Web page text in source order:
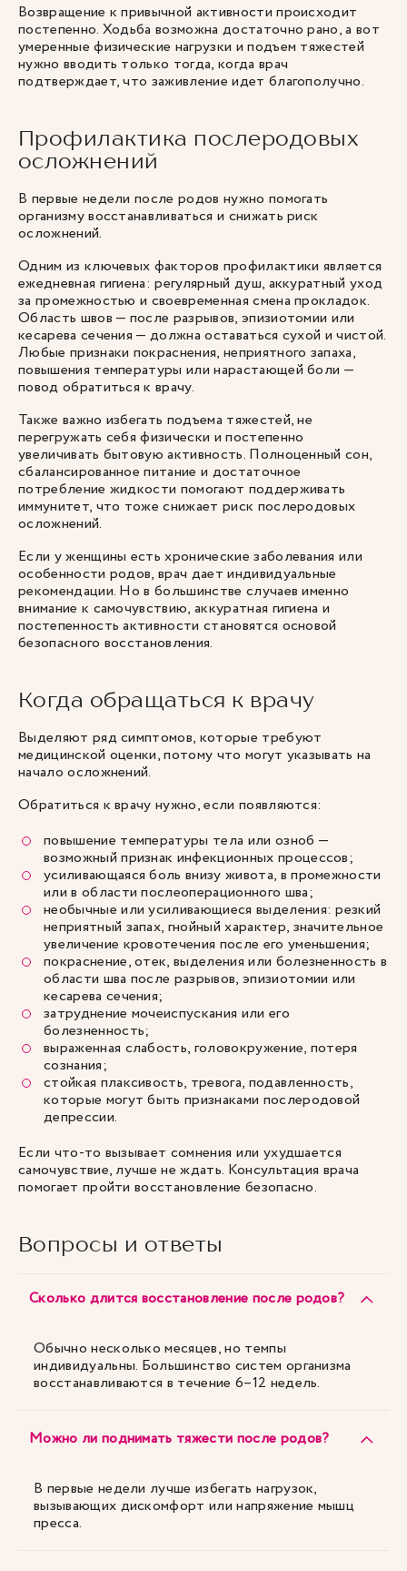
Возвращение к привычной активности происходит
постепенно. Ходьба возможна достаточно рано, а вот
умеренные физические нагрузки и подъем тяжестей
нужно вводить только тогда, когда врач
подтверждает, что заживление идет благополучно.
Профилактика послеродовых
осложнений
В первые недели после родов нужно помогать
организму восстанавливаться и снижать риск
осложнений.
Одним из ключевых факторов профилактики является
ежедневная гигиена: регулярный душ, аккуратный уход
за промежностью и своевременная смена прокладок.
Область швов — после разрывов, эпизиотомии или
кесарева сечения — должна оставаться сухой и чистой.
Любые признаки покраснения, неприятного запаха,
повышения температуры или нарастающей боли —
повод обратиться к врачу.
Также важно избегать подъема тяжестей, не
перегружать себя физически и постепенно
увеличивать бытовую активность. Полноценный сон,
сбалансированное питание и достаточное
потребление жидкости помогают поддерживать
иммунитет, что тоже снижает риск послеродовых
осложнений.
Если у женщины есть хронические заболевания или
особенности родов, врач дает индивидуальные
рекомендации. Но в большинстве случаев именно
внимание к самочувствию, аккуратная гигиена и
постепенность активности становятся основой
безопасного восстановления.
Когда обращаться к врачу
Выделяют ряд симптомов, которые требуют
медицинской оценки, потому что могут указывать на
начало осложнений.
Обратиться к врачу нужно, если появляются:
повышение температуры тела или озноб —
возможный признак инфекционных процессов;
усиливающаяся боль внизу живота, в промежности
или в области послеоперационного шва;
необычные или усиливающиеся выделения: резкий
неприятный запах, гнойный характер, значительное
увеличение кровотечения после его уменьшения;
покраснение, отек, выделения или болезненность в
области шва после разрывов, эпизиотомии или
кесарева сечения;
затруднение мочеиспускания или его
болезненность;
выраженная слабость, головокружение, потеря
сознания;
стойкая плаксивость, тревога, подавленность,
которые могут быть признаками послеродовой
депрессии.
Если что-то вызывает сомнения или ухудшается
самочувствие, лучше не ждать. Консультация врача
помогает пройти восстановление безопасно.
Вопросы и ответы
Сколько длится восстановление после родов?
Обычно несколько месяцев, но темпы
индивидуальны. Большинство систем организма
восстанавливаются в течение 6–12 недель.
Можно ли поднимать тяжести после родов?
В первые недели лучше избегать нагрузок,
вызывающих дискомфорт или напряжение мышц
пресса.